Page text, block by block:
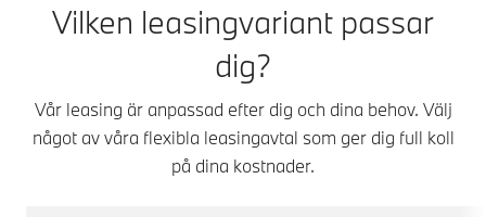
Vilken leasingvariant passar
dig?
Vår leasing är anpassad efter dig och dina behov. Välj
något av våra flexibla leasingavtal som ger dig full koll
på dina kostnader.